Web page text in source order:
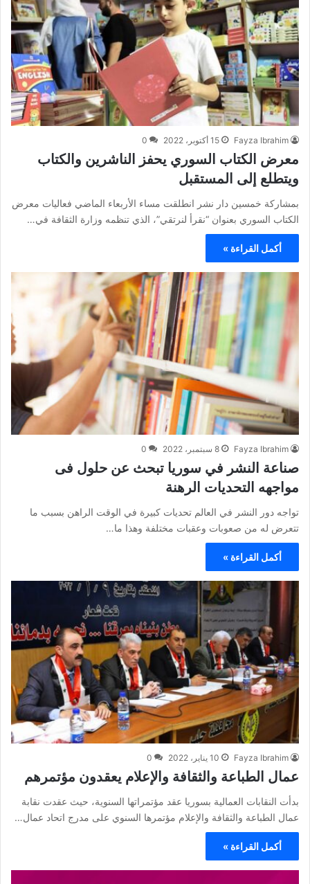
Fayza Ibrahim 15 أكتوبر، 2022 0
معرض الكتاب السوري يحفز الناشرين والكتاب
ويتطلع إلى المستقبل
بمشاركة خمسين دار نشر انطلقت مساء الأربعاء الماضي فعاليات معرض
الكتاب السوري بعنوان “نقرأ لنرتقي”، الذي تنظمه وزارة الثقافة في…
أكمل القراءة »
Fayza Ibrahim 8 سبتمبر، 2022 0
صناعة النشر في سوريا تبحث عن حلول فى
مواجهه التحديات الرهنة
تواجه دور النشر في العالم تحديات كبيرة في الوقت الراهن بسبب ما
تتعرض له من صعوبات وعقبات مختلفة وهذا ما…
أكمل القراءة »
Fayza Ibrahim 10 يناير، 2022 0
عمال الطباعة والثقافة والإعلام يعقدون مؤتمرهم
بدأت النقابات العمالية بسوريا عقد مؤتمراتها السنوية، حيث عقدت نقابة
عمال الطباعة والثقافة والإعلام مؤتمرها السنوي على مدرج اتحاد عمال…
أكمل القراءة »